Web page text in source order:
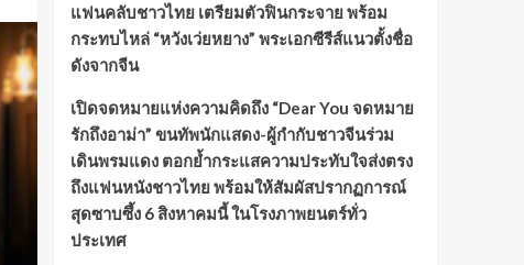
แฟนคลับชาวไทย เตรียมตัวฟินกระจาย พร้อม
กระทบไหล่ “หวังเว่ยหยาง” พระเอกซีรีส์แนวตั้งชื่อ
ดังจากจีน
เปิดจดหมายแห่งความคิดถึง “Dear You จดหมาย
รักถึงอาม่า” ขนทัพนักแสดง-ผู้กำกับชาวจีนร่วม
เดินพรมแดง ตอกย้ำกระแสความประทับใจส่งตรง
ถึงแฟนหนังชาวไทย พร้อมให้สัมผัสปรากฏการณ์
สุดซาบซึ้ง 6 สิงหาคมนี้ ในโรงภาพยนตร์ทั่ว
ประเทศ